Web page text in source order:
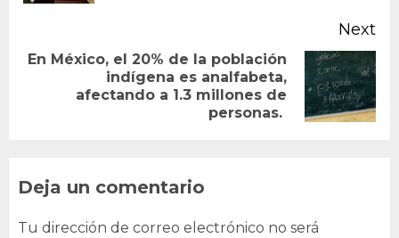
Next
En México, el 20% de la población
indígena es analfabeta,
afectando a 1.3 millones de
personas.
Deja un comentario
Tu dirección de correo electrónico no será